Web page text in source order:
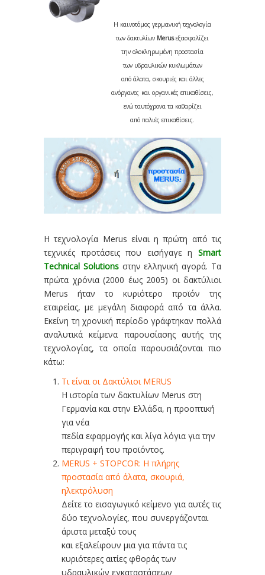
Η καινοτόμος γερμανική τεχνολογία
των δακτυλίων Merusεξασφαλίζει
την ολοκληρωμένη προστασία
των υδραυλικών κυκλωμάτων
από άλατα, σκουριές και άλλες
ανόργανες και οργανικές επικαθίσεις,
ενώ ταυτόχρονα τα καθαρίζει
από παλιές επικαθίσεις.
Η τεχνολογία Merus είναι η πρώτη από τις
τεχνικές προτάσεις που εισήγαγε η Smart
Technical Solutionsστην ελληνική αγορά. Τα
πρώτα χρόνια (2000 έως 2005) οι δακτύλιοι
Merus ήταν το κυριότερο προϊόν της
εταιρείας, με μεγάλη διαφορά από τα άλλα.
Εκείνη τη χρονική περίοδο γράφτηκαν πολλά
αναλυτικά κείμενα παρουσίασης αυτής της
τεχνολογίας, τα οποία παρουσιάζονται πιο
κάτω:
Τι είναι οι Δακτύλιοι MERUS
Η ιστορία των δακτυλίων Merus στη
Γερμανία και στην Ελλάδα, η προοπτική
για νέα
πεδία εφαρμογής και λίγα λόγια για την
περιγραφή του προϊόντος.
MERUS + STOPCOR: Η πλήρης
προστασία από άλατα, σκουριά,
ηλεκτρόλυση
Δείτε το εισαγωγικό κείμενο για αυτές τις
δύο τεχνολογίες, που συνεργάζονται
άριστα μεταξύ τους
και εξαλείφουν μια για πάντα τις
κυριότερες αιτίες φθοράς των
υδραυλικών εγκαταστάσεων